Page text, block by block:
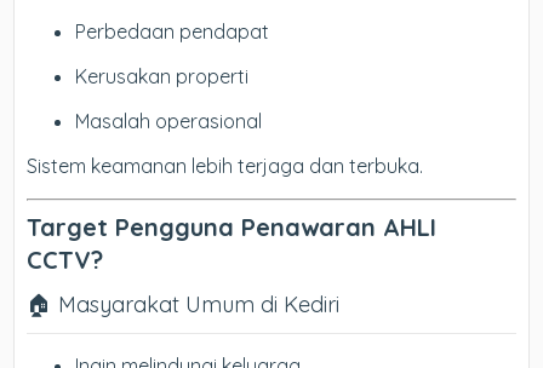
Perbedaan pendapat
Kerusakan properti
Masalah operasional
Sistem keamanan lebih terjaga dan terbuka.
Target Pengguna Penawaran AHLI
CCTV?
🏠 Masyarakat Umum di Kediri